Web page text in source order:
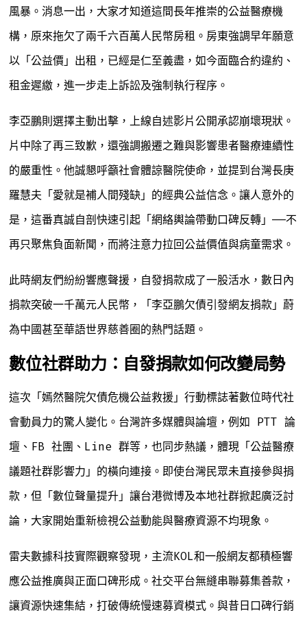
風暴。消息一出，大家才知道這間長年推崇的公益醫療機
構，原來拖欠了兩千六百萬人民幣房租。房東強調早年願意
以「公益價」出租，已經是仁至義盡，如今面臨合約違約、
租金遲繳，進一步走上訴訟及強制執行程序。
李亞鵬則選擇主動出擊，上線自述影片公開承認崩壞現狀。
片中除了再三致歉，還強調搬遷之難與影響患者醫療連續性
的嚴重性。他誠懇呼籲社會體諒醫院使命，並提到台灣長庚
羅慧夫「愛就是補人間殘缺」的經典公益信念。讓人意外的
是，這番真誠自剖快速引起「網絡輿論帶動口碑反轉」——不
再只聚焦負面新聞，而將注意力拉回公益價值與病童需求。
此時網友們紛紛響應聲援，自發捐款成了一股活水，數日內
捐款突破一千萬元人民幣，「李亞鵬欠債引發網友捐款」蔚
為中國甚至華語世界慈善圈的熱門話題。
數位社群助力：自發捐款如何改變局勢
這次「嫣然醫院欠債危機公益救援」行動標誌著數位時代社
會動員力的驚人變化。台灣許多媒體與論壇，例如 PTT 論
壇、FB 社團、Line 群等，也同步熱議，體現「公益醫療
議題社群影響力」的橫向連接。即使台灣民眾未直接參與捐
款，但「數位聲量提升」讓台港微博及本地社群掀起廣泛討
論，大家開始重新檢視公益動能與醫療資源不均現象。
雷夫數據科技實際觀察發現，主流KOL和一般網友都積極響
應公益推廣與正面口碑形成。社交平台無縫串聯募集善款，
讓資源快速集結，打破傳統慢速募資模式。與昔日口碑行銷